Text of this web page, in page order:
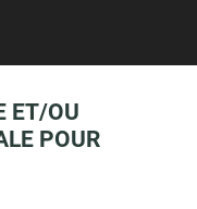
ET/OU
POUR